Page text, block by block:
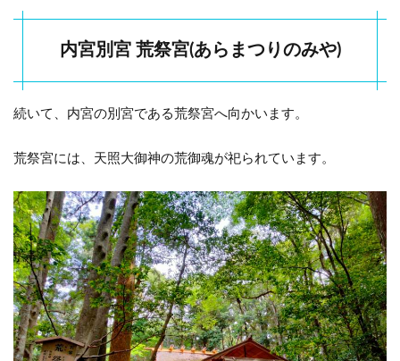
内宮別宮 荒祭宮(あらまつりのみや)
続いて、内宮の別宮である荒祭宮へ向かいます。
荒祭宮には、天照大御神の荒御魂が祀られています。